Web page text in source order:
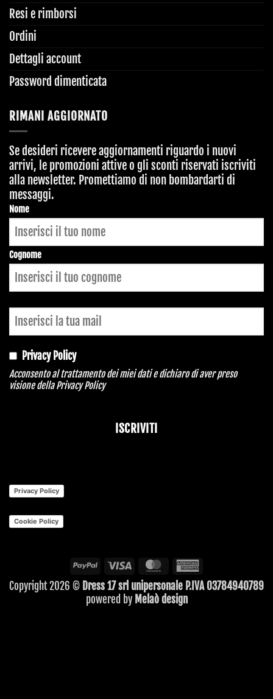
Resi e rimborsi
Ordini
Dettagli account
Password dimenticata
RIMANI AGGIORNATO
Se desideri ricevere aggiornamenti riguardo i nuovi
arrivi, le promozioni attive o gli sconti riservati iscriviti
alla newsletter. Promettiamo di non bombardarti di
messaggi.
Contact
Email *
Nome
Cognome
Privacy Policy
Acconsento al trattamento dei miei dati e dichiaro di aver preso
visione dellaPrivacy Policy
ISCRIVITI
Privacy Policy
Cookie Policy
PayPal Visa MasterCard
Express
Copyright 2026 © Dress 17 srl unipersonale P.IVA 03784940789
powered by Melaò design